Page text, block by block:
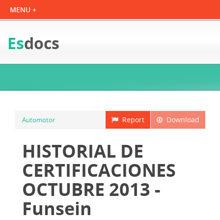
Esdocs
Download
Report
Automotor
HISTORIAL DE
CERTIFICACIONES
OCTUBRE 2013 -
Funsein